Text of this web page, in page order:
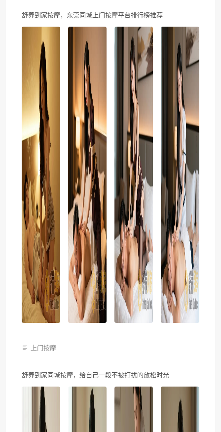
舒养到家按摩，东莞同城上门按摩平台排行榜推荐
上门按摩
舒养到家同城按摩，给自己一段不被打扰的放松时光